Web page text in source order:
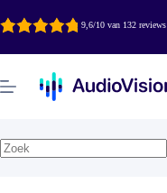
naar
inhoud
9,6/10 van 132 reviews